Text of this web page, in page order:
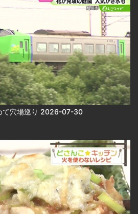
て穴場巡り 2026-07-30